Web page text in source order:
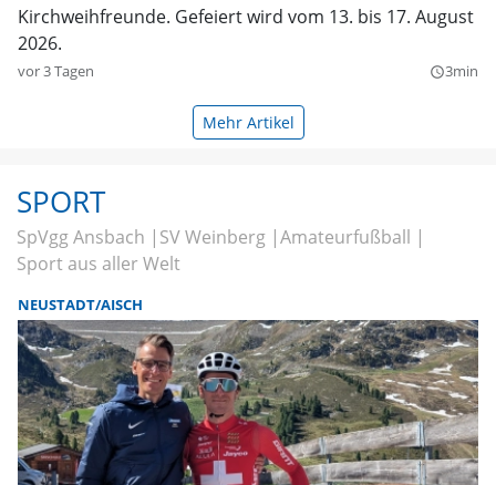
Kirchweihfreunde. Gefeiert wird vom 13. bis 17. August
2026.
vor 3 Tagen query_builder3min
Mehr Artikel
SPORT
SpVgg Ansbach SV Weinberg Amateurfußball
Sport aus aller Welt
NEUSTADT/AISCH